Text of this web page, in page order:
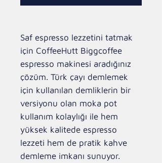
Saf espresso lezzetini tatmak
için CoffeeHutt Biggcoffee
espresso makinesi aradığınız
çözüm. Türk çayı demlemek
için kullanılan demliklerin bir
versiyonu olan moka pot
kullanım kolaylığı ile hem
yüksek kalitede espresso
lezzeti hem de pratik kahve
demleme imkanı sunuyor.